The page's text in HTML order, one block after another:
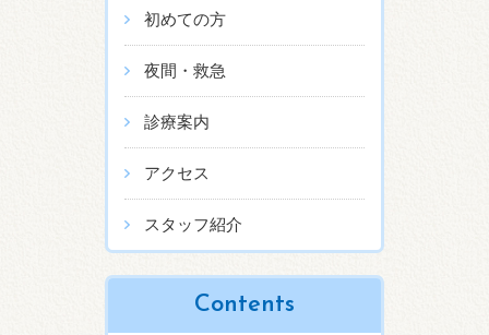
初めての方
夜間・救急
診療案内
アクセス
スタッフ紹介
Contents